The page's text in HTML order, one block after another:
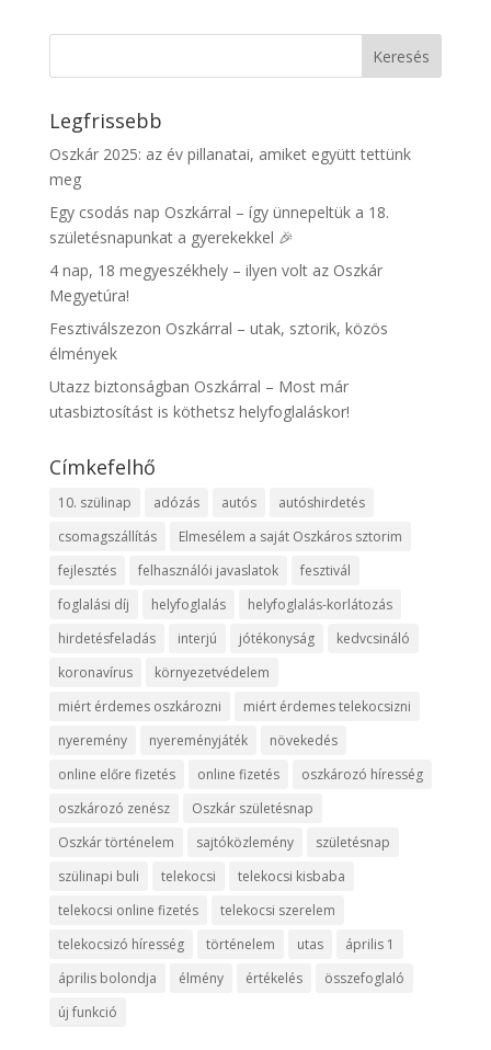
Legfrissebb
Oszkár 2025: az év pillanatai, amiket együtt tettünk
meg
Egy csodás nap Oszkárral – így ünnepeltük a 18.
születésnapunkat a gyerekekkel 🎉
4 nap, 18 megyeszékhely – ilyen volt az Oszkár
Megyetúra!
Fesztiválszezon Oszkárral – utak, sztorik, közös
élmények
Utazz biztonságban Oszkárral – Most már
utasbiztosítást is köthetsz helyfoglaláskor!
Címkefelhő
10. szülinap adózás autós
autóshirdetés
csomagszállítás
Elmesélem a saját Oszkáros sztorim
fejlesztés
felhasználói javaslatok
fesztivál
foglalási díj
helyfoglalás
helyfoglalás-korlátozás
hirdetésfeladás
interjú jótékonyság
kedvcsináló
koronavírus
környezetvédelem
miért érdemes oszkározni
miért érdemes telekocsizni
nyeremény
nyereményjáték
növekedés
online előre fizetés
online fizetés
oszkározó híresség
oszkározó zenész
Oszkár születésnap
Oszkár történelem
sajtóközlemény
születésnap
szülinapi buli
telekocsi
telekocsi kisbaba
telekocsi online fizetés
telekocsi szerelem
telekocsizó híresség
történelem utas
április 1
április bolondja
élmény értékelés
összefoglaló
új funkció